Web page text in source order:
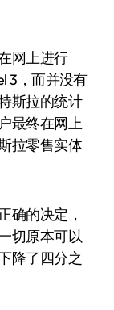
网上进行
3，而并没有
斯拉的统计
最终在网上
拉零售实体
的决定，
切原本可以
降了四分之